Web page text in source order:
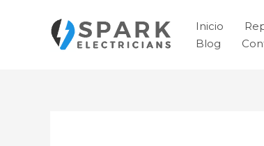
contenido
Inicio
Blog